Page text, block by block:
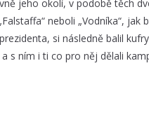
jeho okolí, v podobě těch
neboli „Vodníka“, jak
si následně balil
s ním i ti co pro něj dělali